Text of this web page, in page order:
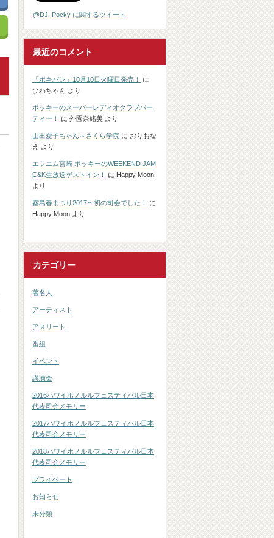
@DJ_Pocky に関するツイート
最近のコメント
「ポキパン」10月10日火曜日発売！
に
ひわちゃん より
ポッキーのスーパーレディオクラブパー
ティー！
に 外園奈緒美 より
山出愛子ちゃん～さくら学院 に おりおな
え
より
エフエム宮崎 ポッキーのWEEKEND JAM
C&K生放送ゲストイン！
に Happy Moon
より
霧島春まつり2017〜初の司会でした！
に
Happy Moon より
カテゴリー
著名人
アーティスト
アスリート
番組
イベント
講演会
2016ハワイホノルルフェスティバル日本
代表司会メモリー
2017ハワイホノルルフェスティバル日本
代表司会メモリー
2018ハワイホノルルフェスティバル日本
代表司会メモリー
プライベート
お知らせ
未分類